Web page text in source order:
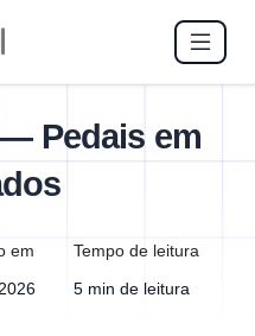
Pedais em
em
Tempo de leitura
5 min de leitura